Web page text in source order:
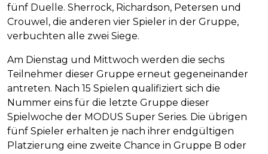
fünf Duelle. Sherrock, Richardson, Petersen und
Crouwel, die anderen vier Spieler in der Gruppe,
verbuchten alle zwei Siege.
Am Dienstag und Mittwoch werden die sechs
Teilnehmer dieser Gruppe erneut gegeneinander
antreten. Nach 15 Spielen qualifiziert sich die
Nummer eins für die letzte Gruppe dieser
Spielwoche der MODUS Super Series. Die übrigen
fünf Spieler erhalten je nach ihrer endgültigen
Platzierung eine zweite Chance in Gruppe B oder